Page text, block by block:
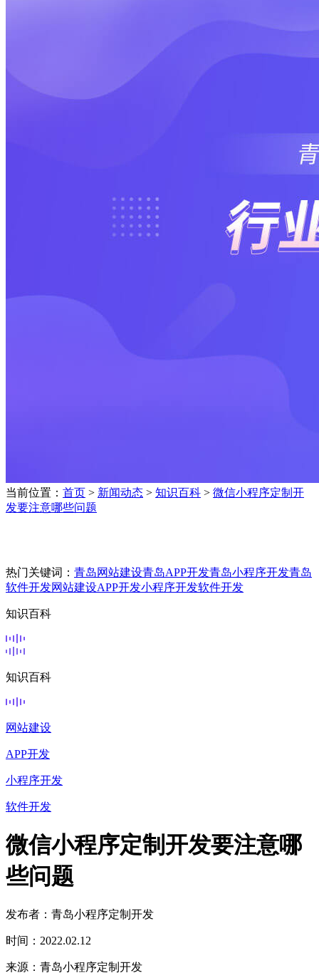
当前位置： 首页 > 新闻动态 > 知识百科 > 微信小程序定制开
发要注意哪些问题
热门关键词： 青岛网站建设青岛APP开发青岛小程序开发青岛
软件开发网站建设APP开发小程序开发软件开发
知识百科
知识百科
网站建设
APP开发
小程序开发
软件开发
微信小程序定制开发要注意哪
些问题
发布者：青岛小程序定制开发
时间：2022.02.12
来源：青岛小程序定制开发